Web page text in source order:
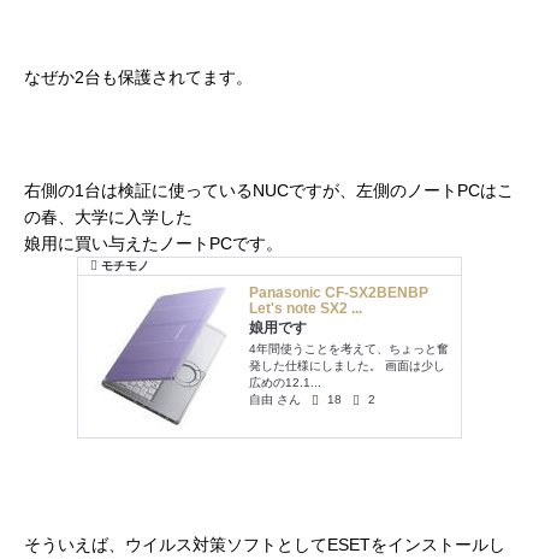
なぜか2台も保護されてます。
右側の1台は検証に使っているNUCですが、左側のノートPCはこ
の春、大学に入学した
娘用に買い与えたノートPCです。
そういえば、ウイルス対策ソフトとしてESETをインストールし